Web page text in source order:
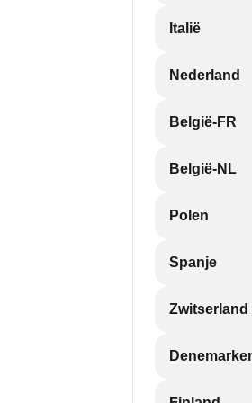
Italië
Nederland
België-FR
België-NL
Polen
Spanje
Zwitserland